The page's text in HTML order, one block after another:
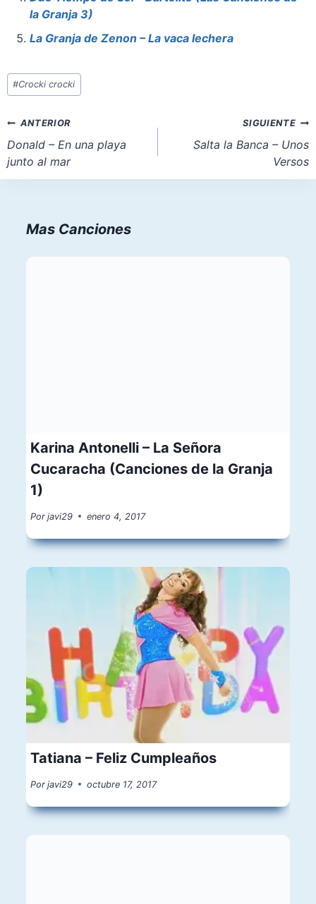
la Granja 3)
La Granja de Zenon – La vaca lechera
Etiquetas
de
entrada:
#Crocki crocki
Navegación
de
entradas
ANTERIOR
Donald – En una playa
junto al mar
SIGUIENTE
Salta la Banca – Unos
Versos
Mas Canciones
Karina Antonelli – La Señora
Cucaracha (Canciones de la Granja
1)
Por javi29 enero 4, 2017
Tatiana – Feliz Cumpleaños
Por javi29 octubre 17, 2017